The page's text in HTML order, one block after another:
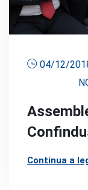
04/12/
Continua a